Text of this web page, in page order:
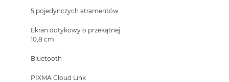
5 pojedynczych atramentów
Ekran dotykowy o przekątnej
10,8 cm
Bluetooth
PIXMA Cloud Link